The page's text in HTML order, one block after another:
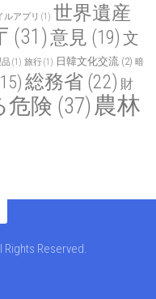
ルアプリ (1) 世界遺産
(31)意見 (19) 文
品(1) 旅行(1) 日韓文化交流 (2) 暗
総務省 (22) 財
危険 (37) 農林
Reserved.